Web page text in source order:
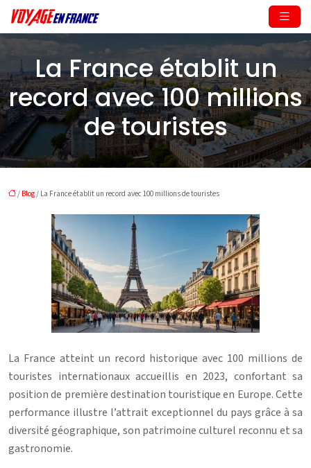
La France établit un
record avec 100 millions
de touristes
/ Blog / La France établit un record avec 100 millions de touristes
La France atteint un record historique avec 100 millions de
touristes internationaux accueillis en 2023, confortant sa
position de première destination touristique en Europe. Cette
performance illustre l’attrait exceptionnel du pays grâce à sa
diversité géographique, son patrimoine culturel reconnu et sa
gastronomie.